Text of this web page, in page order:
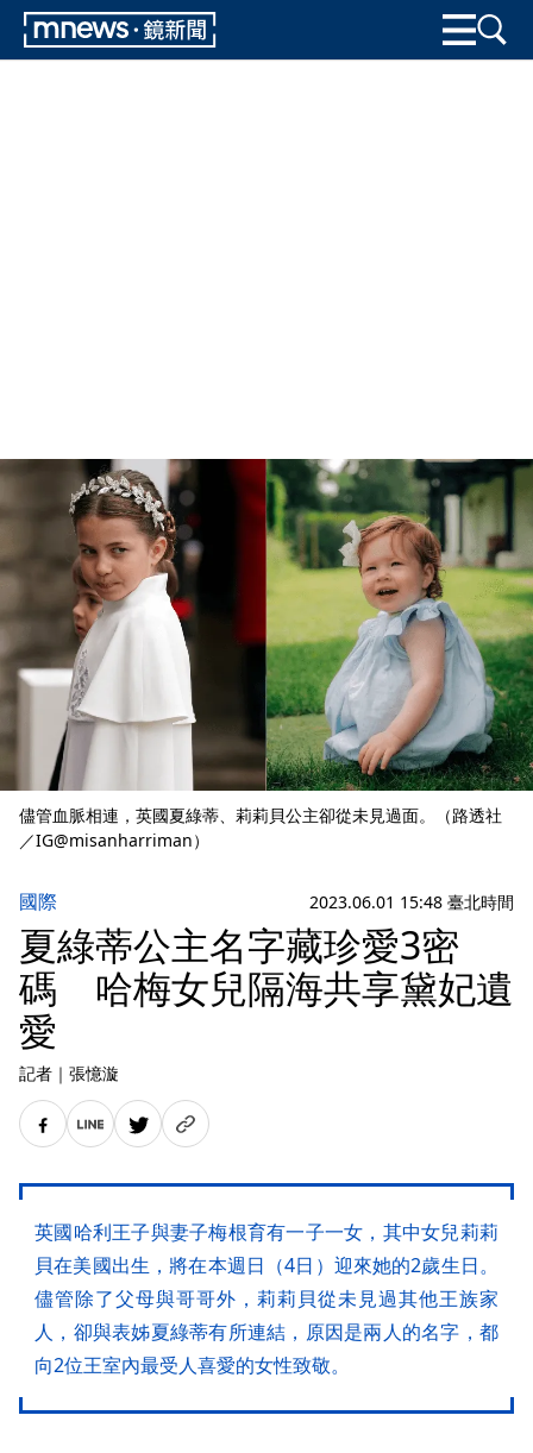
儘管血脈相連，英國夏綠蒂、莉莉貝公主卻從未見過面。（路透社
／IG@misanharriman）
國際 2023.06.01 15:48 臺北時間
夏綠蒂公主名字藏珍愛3密
碼 哈梅女兒隔海共享黛妃遺
愛
記者 ｜ 張憶漩
英國哈利王子與妻子梅根育有一子一女，其中女兒莉莉
貝在美國出生，將在本週日（4日）迎來她的2歲生日。
儘管除了父母與哥哥外，莉莉貝從未見過其他王族家
人，卻與表姊夏綠蒂有所連結，原因是兩人的名字，都
向2位王室內最受人喜愛的女性致敬。